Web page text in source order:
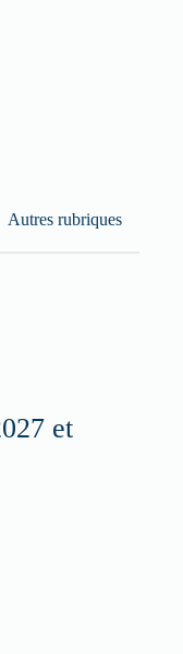
Autres rubriques
et